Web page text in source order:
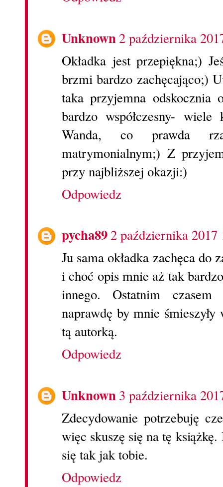
Unknown2 października
Okładka jest przepiękna;)
brzmi bardzo zachęcająco;)
taka przyjemna odskocznia
bardzo współczesny-
Wanda, co prawda
matrymonialnym;) Z
przy najbliższej okazji:)
Odpowiedz
pycha892 października 2017
Ju sama okładka zachęca do
i choć opis mnie aż tak
innego. Ostatnim
naprawdę by mnie
tą autorką.
Odpowiedz
Unknown3 października
Zdecydowanie potrzebuję
więc skuszę się na tę
się tak jak tobie.
Odpowiedz